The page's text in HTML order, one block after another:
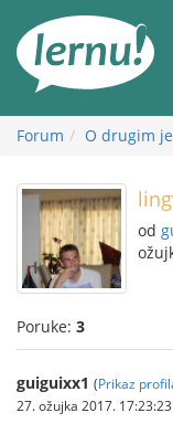
Forum O drugim
od
Poruke: 3
guiguixx1 (Prikaz
27. ožujka 2017. 17:23:23